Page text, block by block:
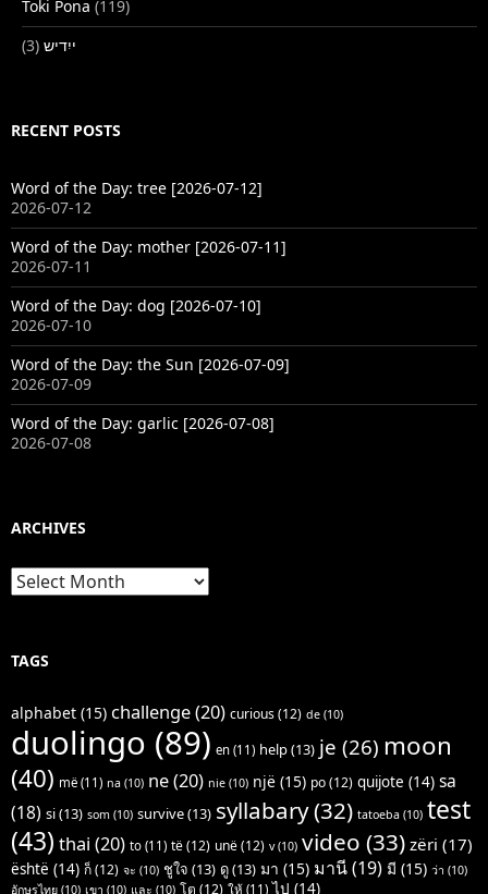
Toki Pona (119)
ייִדיש (3)
RECENT POSTS
Word of the Day: tree [2026-07-12]
2026-07-12
Word of the Day: mother [2026-07-11]
2026-07-11
Word of the Day: dog [2026-07-10]
2026-07-10
Word of the Day: the Sun [2026-07-09]
2026-07-09
Word of the Day: garlic [2026-07-08]
2026-07-08
ARCHIVES
Archives
TAGS
alphabet (15) challenge(20) curious(12) de (10)
duolingo (89) en (11) help(13) je (26) moon
(40) më (11) na (10) ne(20) nie (10) një (15) po(12) quijote (14) sa
(18) si(13) som (10) survive(13) syllabary(32) tatoeba (10) test
(43) thai (20) to (11) të(12) unë(12) v(10) video (33) zëri (17)
është (14) ก็(12) จะ (10) ชูใจ (13) ดู(13) มา (15) มานี(19) มี (15) ว่า (10)
อักษรไทย (10) เขา (10) และ (10) โต (12) ให้ (11) ไป (14)